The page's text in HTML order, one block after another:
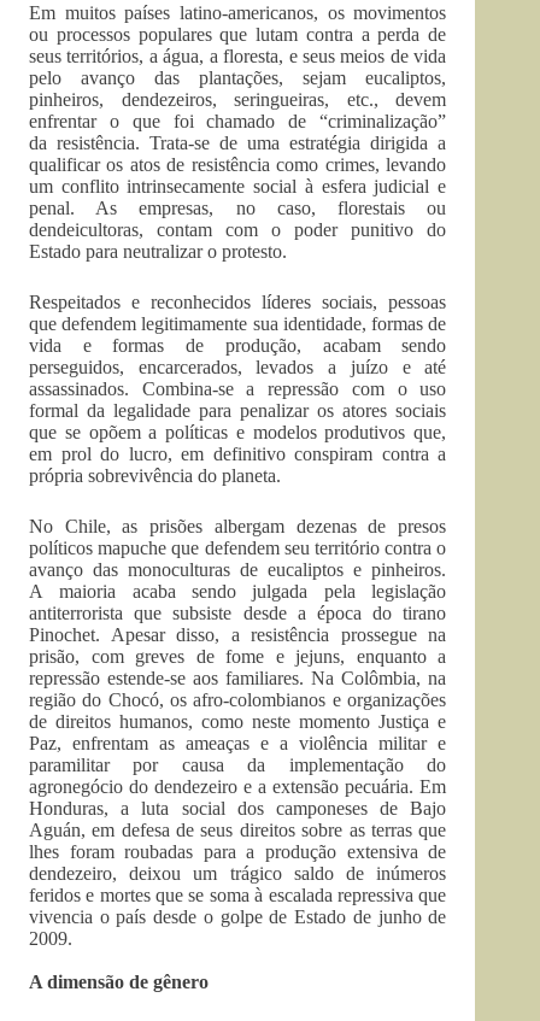
Em muitos países latino-americanos, os movimentos
ou processos populares que lutam contra a perda de
seus territórios, a água, a floresta, e seus meios de vida
pelo avanço das plantações, sejam eucaliptos,
pinheiros, dendezeiros, seringueiras, etc., devem
enfrentar o que foi chamado de “criminalização”
da resistência. Trata-se de uma estratégia dirigida a
qualificar os atos de resistência como crimes, levando
um conflito intrinsecamente social à esfera judicial e
penal. As empresas, no caso, florestais ou
dendeicultoras, contam com o poder punitivo do
Estado para neutralizar o protesto.
Respeitados e reconhecidos líderes sociais, pessoas
que defendem legitimamente sua identidade, formas de
vida e formas de produção, acabam sendo
perseguidos, encarcerados, levados a juízo e até
assassinados. Combina-se a repressão com o uso
formal da legalidade para penalizar os atores sociais
que se opõem a políticas e modelos produtivos que,
em prol do lucro, em definitivo conspiram contra a
própria sobrevivência do planeta.
No Chile, as prisões albergam dezenas de presos
políticos mapuche que defendem seu território contra o
avanço das monoculturas de eucaliptos e pinheiros.
A maioria acaba sendo julgada pela legislação
antiterrorista que subsiste desde a época do tirano
Pinochet. Apesar disso, a resistência prossegue na
prisão, com greves de fome e jejuns, enquanto a
repressão estende-se aos familiares. Na Colômbia, na
região do Chocó, os afro-colombianos e organizações
de direitos humanos, como neste momento Justiça e
Paz, enfrentam as ameaças e a violência militar e
paramilitar por causa da implementação do
agronegócio do dendezeiro e a extensão pecuária. Em
Honduras, a luta social dos camponeses de Bajo
Aguán, em defesa de seus direitos sobre as terras que
lhes foram roubadas para a produção extensiva de
dendezeiro, deixou um trágico saldo de inúmeros
feridos e mortes que se soma à escalada repressiva que
vivencia o país desde o golpe de Estado de junho de
2009.
A dimensão de gênero